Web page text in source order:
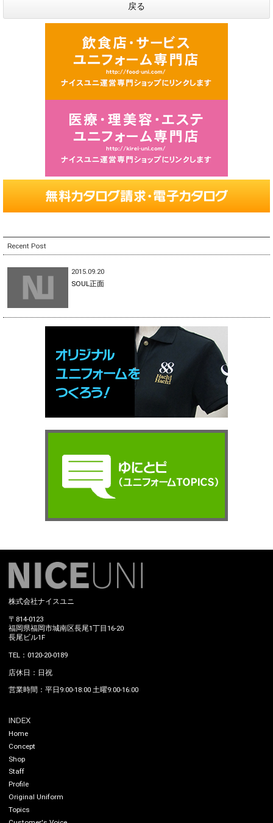
戻る
Recent Post
2015.09.20
SOUL正面
株式会社ナイスユニ
〒814-0123
福岡県福岡市城南区長尾1丁目16-20
長尾ビル1F
TEL：0120-20-0189
店休日：日祝
営業時間：平日9:00-18:00 土曜9:00-16:00
INDEX
Home
Concept
Shop
Staff
Profile
Original Uniform
Topics